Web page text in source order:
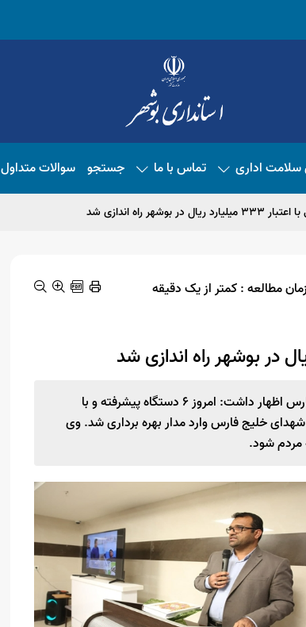
سلامت اداری تماس با ما جستجو سوالات متداول
زمان مطالعه : کمتر از یک دقیقه
اکبر پورات در آیین افتتاح تجهیزات پزشکی در بیمارستان شهدای خلیج فارس اظهار داشت: امروز ۶ دستگاه پیشرفته و با
میلیارد ریال در بیمارستان شهدای خلیج فارس وارد مدار بهره برداری شد. وی
مردم شود.